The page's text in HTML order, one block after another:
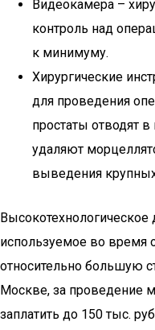
Видеокамера –
контроль над
к минимуму.
Хирургические
для проведения
простаты отводят
удаляют
выведения
используемое во время
относительно большую
Москве, за проведение
заплатить до 150 тыс.